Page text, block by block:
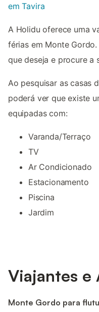
em Tavira
A Holidu oferece uma
férias em Monte
que deseja e procure a
Ao pesquisar as casas
poderá ver que existe
equipadas com:
Varanda/Terraço
TV
Ar Condicionado
Estacionamento
Piscina
Jardim
Viajantes e
Monte Gordo para